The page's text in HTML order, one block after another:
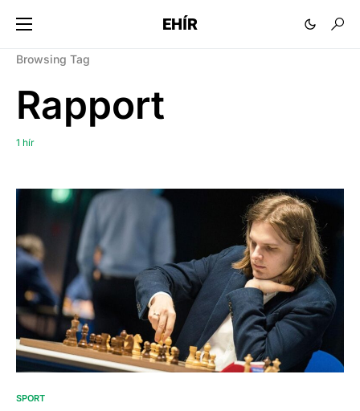
EHÍR
Browsing Tag
Rapport
1 hír
SPORT